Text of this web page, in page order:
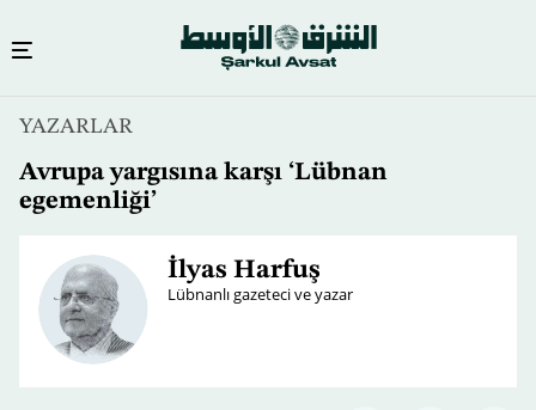
YAZARLAR
Avrupa yargısına karşı ‘Lübnan
egemenliği’
İlyas Harfuş
Lübnanlı gazeteci ve yazar